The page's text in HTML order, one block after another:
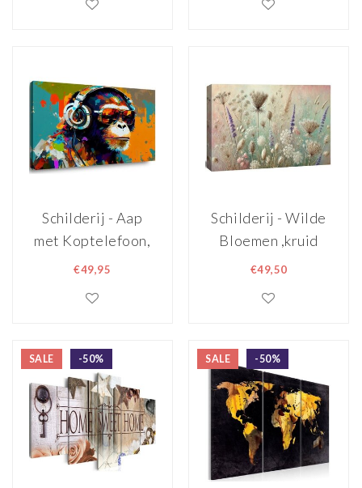
120x80cm, 1 Luik
1 Luik
Schilderij - Aap
met Koptelefoon,
Multi gekleurd,
€49,95
Schilderij - Wilde
Bloemen ,kruid
weide in pastel
1luik
€49,50
SALE -50% SALE -50%